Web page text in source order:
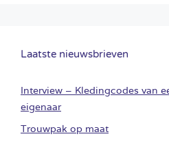
Laatste nieuwsbrieven
Interview – Kledingcodes van
eigenaar
Trouwpak op maat